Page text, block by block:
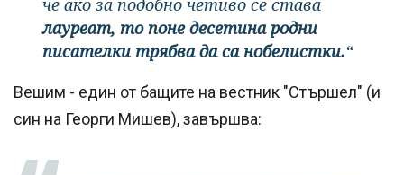
че ако за подобно четиво се става
лауреат, то поне десетина родни
писателки трябва да са нобелистки.“
Вешим - един от бащите на вестник "Стършел" (и
син на Георги Мишев), завършва: